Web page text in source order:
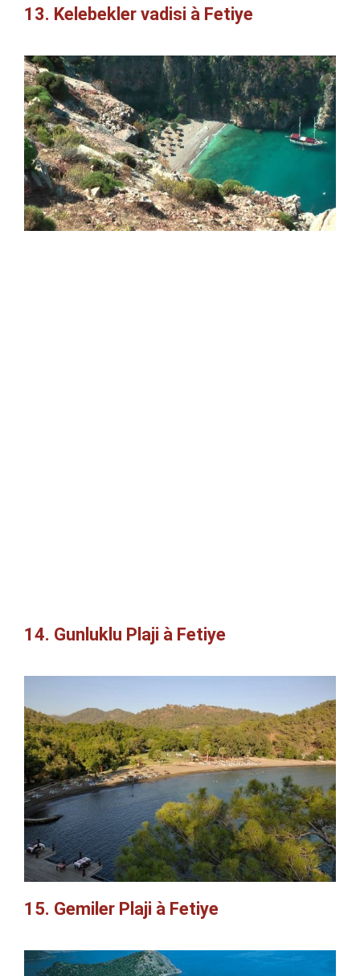
13. Kelebekler vadisi à Fetiye
14. Gunluklu Plaji à Fetiye
15. Gemiler Plaji à Fetiye